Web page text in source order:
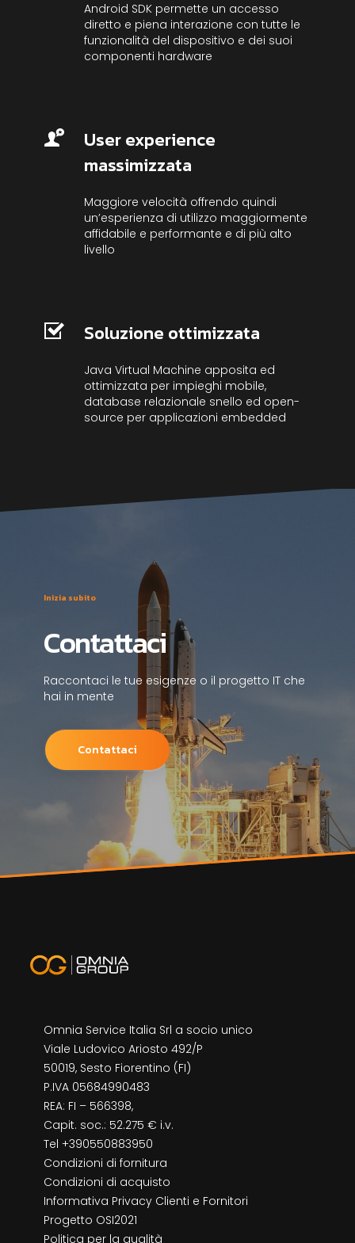
Android SDK permette un accesso
diretto e piena interazione con tutte le
funzionalità del dispositivo e dei suoi
componenti hardware
User experience
massimizzata
Maggiore velocità offrendo quindi
un’esperienza di utilizzo maggiormente
affidabile e performante e di più alto
livello
Soluzione ottimizzata
Java Virtual Machine apposita ed
ottimizzata per impieghi mobile,
database relazionale snello ed open-
source per applicazioni embedded
Inizia subito
Contattaci
Raccontaci le tue esigenze o il progetto IT che
hai in mente
Contattaci
Omnia Service Italia Srl a socio unico
Viale Ludovico Ariosto 492/P
50019, Sesto Fiorentino (FI)
P.IVA 05684990483
REA: FI – 566398,
Capit. soc.: 52.275 € i.v.
Tel +390550883950
Condizioni di fornitura
Condizioni di acquisto
Informativa Privacy Clienti e Fornitori
Progetto OSI2021
Politica per la qualità